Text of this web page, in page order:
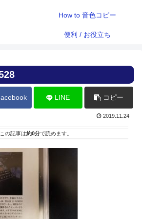
How to 音色コピー
便利 / お役立ち
LINE コピー
2019.11.24
この記事は約0分で読めます。